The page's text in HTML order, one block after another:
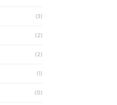
(3)
(2)
(2)
(1)
(0)